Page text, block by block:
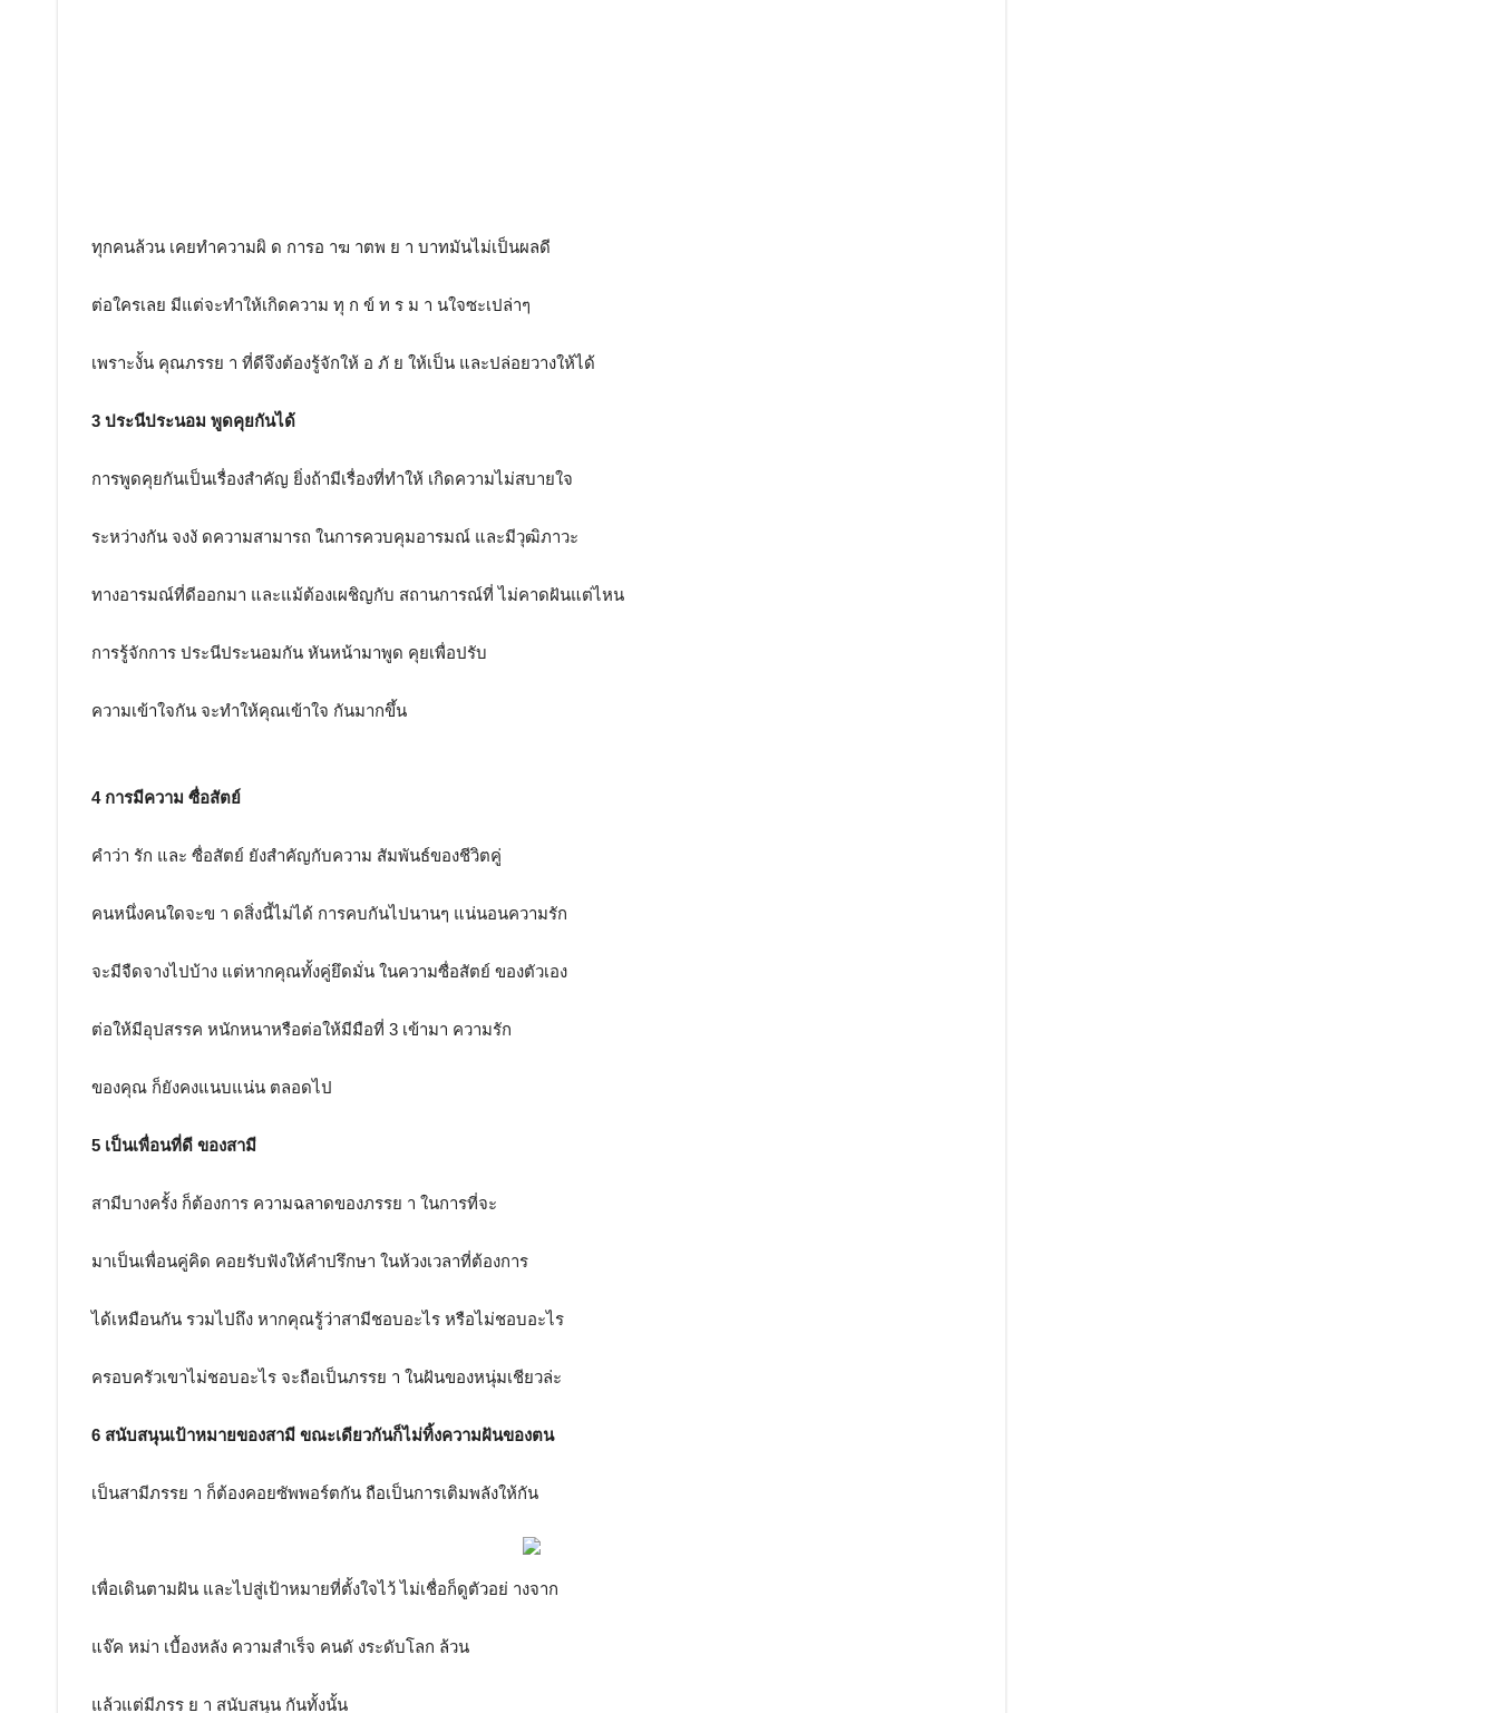
ทุกคนล้วน เคยทำความผิ ด การอ าฆ าตพ ย า บาทมันไม่เป็นผลดี
ต่อใครเลย มีแต่จะทำให้เกิดความ ทุ ก ข์ ท ร ม า นใจซะเปล่าๆ
เพราะงั้น คุณภรรย า ที่ดีจึงต้องรู้จักให้ อ ภั ย ให้เป็น และปล่อยวางให้ได้
3 ประนีประนอม พูดคุยกันได้
การพูดคุยกันเป็นเรื่องสำคัญ ยิ่งถ้ามีเรื่องที่ทำให้ เกิดความไม่สบายใจ
ระหว่างกัน จงงั ดความสามารถ ในการควบคุมอารมณ์ และมีวุฒิภาวะ
ทางอารมณ์ที่ดีออกมา และแม้ต้องเผชิญกับ สถานการณ์ที่ ไม่คาดฝันแต่ไหน
การรู้จักการ ประนีประนอมกัน หันหน้ามาพูด คุยเพื่อปรับ
ความเข้าใจกัน จะทำให้คุณเข้าใจ กันมากขึ้น
4 การมีความ ซื่อสัตย์
คำว่า รัก และ ซื่อสัตย์ ยังสำคัญกับความ สัมพันธ์ของชีวิตคู่
คนหนึ่งคนใดจะข า ดสิ่งนี้ไม่ได้ การคบกันไปนานๆ แน่นอนความรัก
จะมีจืดจางไปบ้าง แต่หากคุณทั้งคู่ยึดมั่น ในความซื่อสัตย์ ของตัวเอง
ต่อให้มีอุปสรรค หนักหนาหรือต่อให้มีมือที่ 3 เข้ามา ความรัก
ของคุณ ก็ยังคงแนบแน่น ตลอดไป
5 เป็นเพื่อนที่ดี ของสามี
สามีบางครั้ง ก็ต้องการ ความฉลาดของภรรย า ในการที่จะ
มาเป็นเพื่อนคู่คิด คอยรับฟังให้คำปรึกษา ในห้วงเวลาที่ต้องการ
ได้เหมือนกัน รวมไปถึง หากคุณรู้ว่าสามีชอบอะไร หรือไม่ชอบอะไร
ครอบครัวเขาไม่ชอบอะไร จะถือเป็นภรรย า ในฝันของหนุ่มเชียวล่ะ
6 สนับสนุนเป้าหมายของสามี ขณะเดียวกันก็ไม่ทิ้งความฝันของตน
เป็นสามีภรรย า ก็ต้องคอยซัพพอร์ตกัน ถือเป็นการเติมพลังให้กัน
เพื่อเดินตามฝัน และไปสู่เป้าหมายที่ตั้งใจไว้ ไม่เชื่อก็ดูตัวอย่ างจาก
แจ๊ค หม่า เบื้องหลัง ความสำเร็จ คนดั งระดับโลก ล้วน
แล้วแต่มีภรร ย า สนับสนุน กันทั้งนั้น